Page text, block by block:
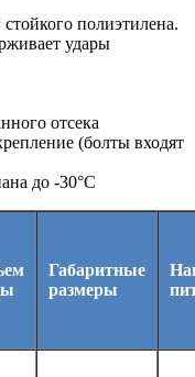
полиэтилена.
удары
отсека
(болты входят
до -30°C
Габаритные
размеры